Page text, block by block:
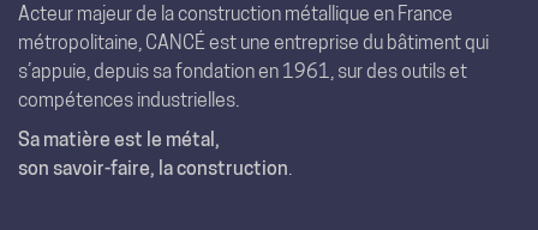
Acteur majeur de la construction métallique en France
métropolitaine, CANCÉ est une entreprise du bâtiment qui
s’appuie, depuis sa fondation en 1961, sur des outils et
compétences industrielles.
Sa matière est le métal,
son savoir-faire, la construction.